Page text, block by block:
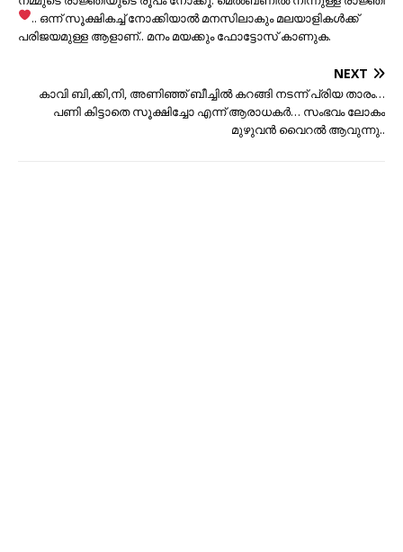
.. ഒന്ന് സൂക്ഷികച്ച് നോക്കിയാല്‍ മനസിലാകും മലയാളികള്‍ക്ക്
പരിജയമുള്ള ആളാണ്‌.. മനം മയക്കും ഫോട്ടോസ് കാണുക.
NEXT
കാവി ബി,ക്കി,നി, അണിഞ്ഞ് ബീച്ചില്‍ കറങ്ങി നടന്ന് പ്രിയ താരം…
പണി കിട്ടാതെ സൂക്ഷിച്ചോ എന്ന് ആരാധകര്‍… സംഭവം ലോകം
മുഴുവന്‍ വൈറല്‍ ആവുന്നു..